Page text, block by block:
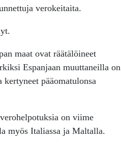
verokeitaita.
maat ovat räätälöineet
Espanjaan muuttaneilla on
pääomatulonsa
on viime
myös Italiassa ja Maltalla.